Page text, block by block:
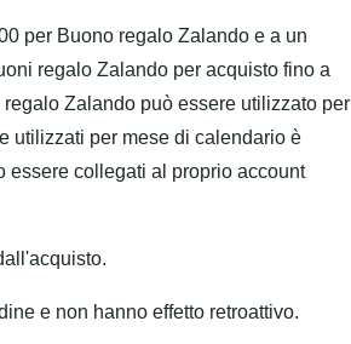
per Buono regalo Zalando e a un
regalo Zalando per acquisto fino a
Zalando può essere utilizzato per
utilizzati per mese di calendario è
essere collegati al proprio account
e non hanno effetto retroattivo.